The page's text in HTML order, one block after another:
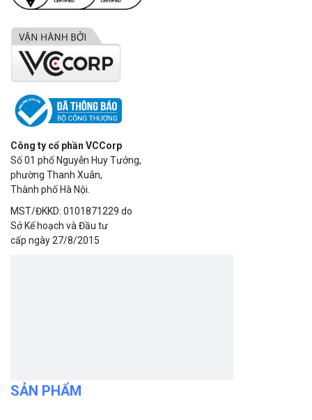
Công ty cổ phần VCCorp
Số 01 phố Nguyễn Huy Tưởng,
phường Thanh Xuân,
Thành phố Hà Nội.
MST/ĐKKD: 0101871229 do
Sở Kế hoạch và Đầu tư
cấp ngày 27/8/2015
SẢN PHẨM